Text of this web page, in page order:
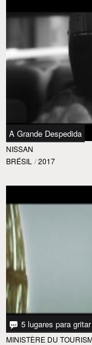
A Grande Despedida
NISSAN
BRÉSIL / 2017
5 lugares para gritar
MINISTÈRE DU